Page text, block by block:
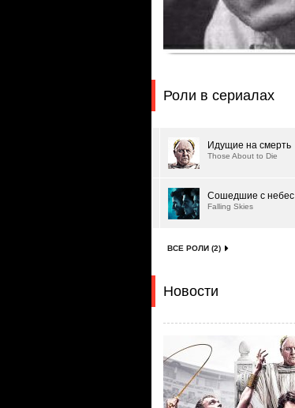
Роли в сериалах
Идущие на смерть
Those About to Die
Сошедшие с небес
Falling Skies
ВСЕ РОЛИ (2)
Новости